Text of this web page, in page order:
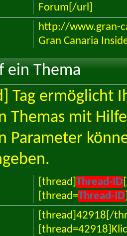
Forum[/url]
http://www.gran-
Gran Canaria
ein Thema
Tag ermöglicht
Themas mit
Parameter
[thread] Thread-ID
[thread=Thread-ID
[thread]42918[/